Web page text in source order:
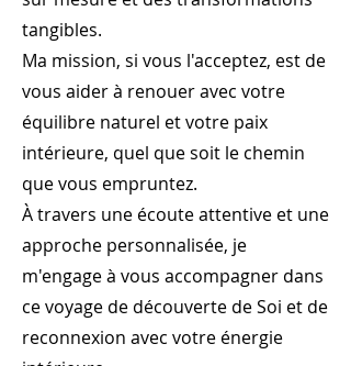
garantissant un accompagnement
sur mesure et des transformations
tangibles.
Ma mission, si vous l'acceptez, est de
vous aider à renouer avec votre
équilibre naturel et votre paix
intérieure, quel que soit le chemin
que vous empruntez.
À travers une écoute attentive et une
approche personnalisée, je
m'engage à vous accompagner dans
ce voyage de découverte de Soi et de